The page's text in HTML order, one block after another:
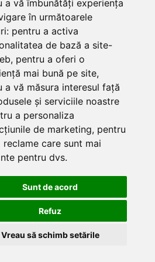
a vă îmbunătăți experiența
în următoarele
pentru a activa
de bază a site-
, pentru a oferi o
mai bună pe site,
a vă măsura interesul față
și serviciile noastre
a personaliza
de marketing, pentru
reclame care sunt mai
pentru dvs.
Sunt de acord
Refuz
Vreau să schimb setările
5, Bucuresti
3004724
13176/1991
SRL :: Copyright 2021 :: Realizat de